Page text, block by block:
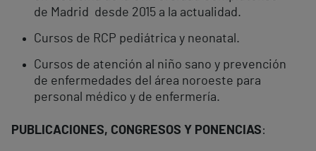
de Madrid desde 2015 a la actualidad.
Cursos de RCP pediátrica y neonatal.
Cursos de atención al niño sano y prevención
de enfermedades del área noroeste para
personal médico y de enfermería.
PUBLICACIONES, CONGRESOS Y PONENCIAS: